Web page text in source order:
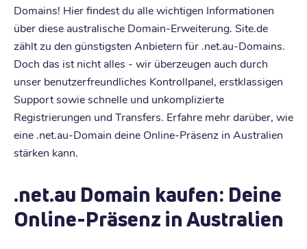
Domains! Hier findest du alle wichtigen Informationen
über diese australische Domain-Erweiterung. Site.de
zählt zu den günstigsten Anbietern für .net.au-Domains.
Doch das ist nicht alles - wir überzeugen auch durch
unser benutzerfreundliches Kontrollpanel, erstklassigen
Support sowie schnelle und unkomplizierte
Registrierungen und Transfers. Erfahre mehr darüber, wie
eine .net.au-Domain deine Online-Präsenz in Australien
stärken kann.
.net.au Domain kaufen: Deine
Online-Präsenz in Australien